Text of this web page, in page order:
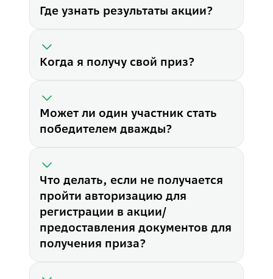
Что нужно для участия в
1. Пополните программу
в
Могу ли я участвовать,
Где узнать результаты акции?
Когда я получу свой приз?
Может ли один участник стать
победителем дважды?
Что делать, если не получается
пройти авторизацию для
регистрации в акции/
предоставления документов для
получения приза?